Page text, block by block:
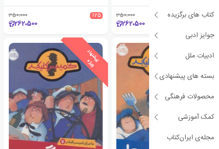
کتاب های برگزیده
جوایز ادبی
ادبیات ملل
بسته های پیشنهادی
محصولات فرهنگی
کمک آموزشی
مجله‌ی ایران‌کتاب
٪25 350،000
262،500
٪25 350،000
262،500
ی
ش
ن
ه
ا
د
و
ی
ژ پ
ی
ش
ن
ه
ا
د
و
ی
ژ
ه